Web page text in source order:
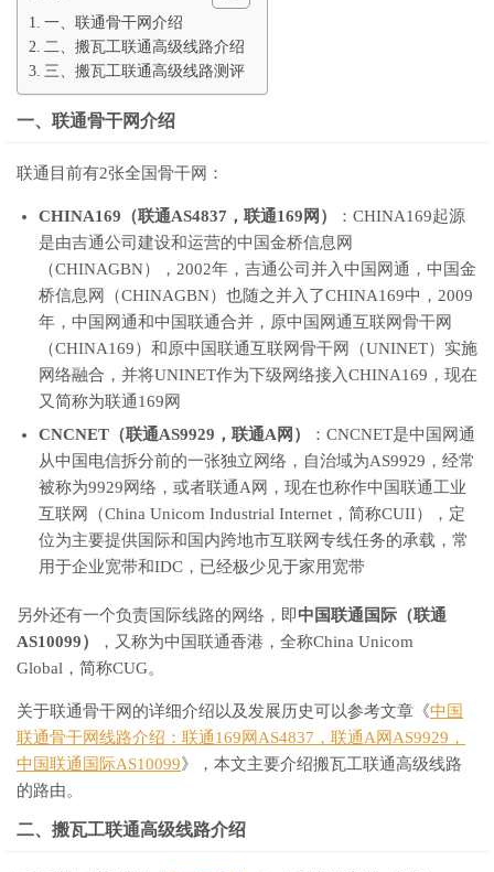
一、联通骨干网介绍
二、搬瓦工联通高级线路介绍
三、搬瓦工联通高级线路测评
一、联通骨干网介绍
联通目前有2张全国骨干网：
CHINA169（联通AS4837，联通169网）
：CHINA169起源
是由吉通公司建设和运营的中国金桥信息网
（CHINAGBN），2002年，吉通公司并入中国网通，中国金
桥信息网（CHINAGBN）也随之并入了CHINA169中，2009
年，中国网通和中国联通合并，原中国网通互联网骨干网
（CHINA169）和原中国联通互联网骨干网（UNINET）实施
网络融合，并将UNINET作为下级网络接入CHINA169，现在
又简称为联通169网
CNCNET（联通AS9929，联通A网）
：CNCNET是中国网通
从中国电信拆分前的一张独立网络，自治域为AS9929，经常
被称为9929网络，或者联通A网，现在也称作中国联通工业
互联网（China Unicom Industrial Internet，简称CUII），定
位为主要提供国际和国内跨地市互联网专线任务的承载，常
用于企业宽带和IDC，已经极少见于家用宽带
另外还有一个负责国际线路的网络，即中国联通国际（联通
AS10099）
，又称为中国联通香港，全称China Unicom
Global，简称CUG。
关于联通骨干网的详细介绍以及发展历史可以参考文章《中国
联通骨干网线路介绍：联通169网AS4837，联通A网AS9929，
中国联通国际AS10099》，本文主要介绍搬瓦工联通高级线路
的路由。
二、搬瓦工联通高级线路介绍